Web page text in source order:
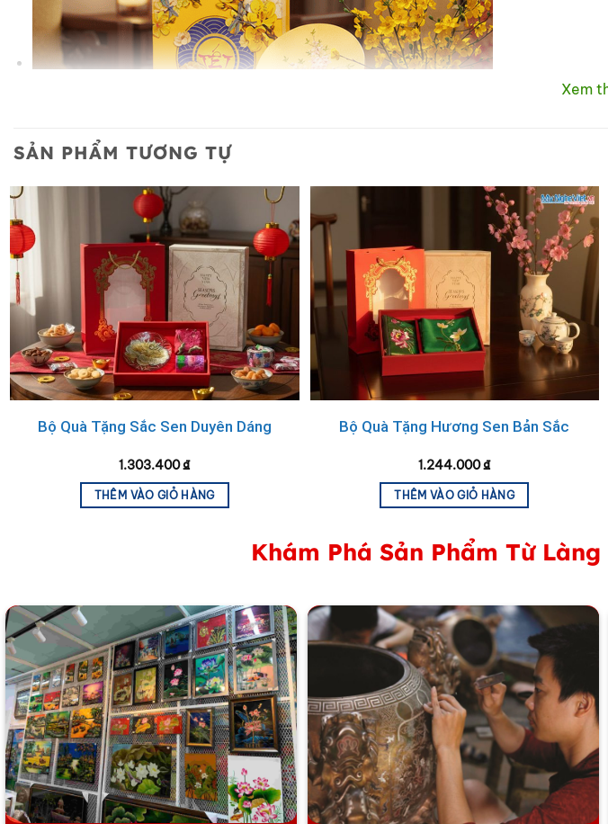
Xem
SẢN PHẨM TƯƠNG TỰ
Bộ Quà Tặng Sắc Sen Duyên Dáng
1.303.400₫
THÊM VÀO GIỎ HÀNG
Bộ Quà Tặng Hương Sen Bản Sắc
1.244.000₫
THÊM VÀO GIỎ HÀNG
Khám Phá Sản Phẩm Từ